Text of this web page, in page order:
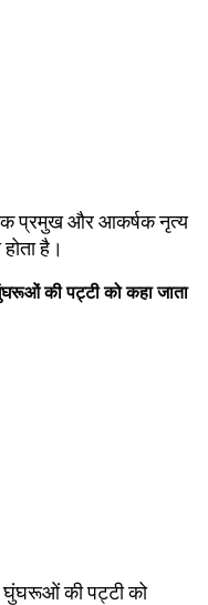
प्रमुख और आकर्षक नृत्य
है।
की पट्टी को कहा जाता
घुंघरूओं की पट्टी को